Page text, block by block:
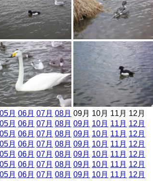
05月 06月 07月 08月 09月 10月 11月 12月
05月 06月 07月 08月 09月 10月 11月 12月
05月 06月 07月 08月 09月 10月 11月 12月
05月 06月 07月 08月 09月 10月 11月 12月
05月 06月 07月 08月 09月 10月 11月 12月
05月 06月 07月 08月 09月 10月 11月 12月
05月 06月 07月 08月 09月 10月 11月 12月